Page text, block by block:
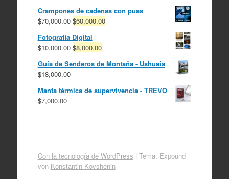
original
era:
$16,000.00.
actual
es:
Crampones de cadenas con puas
$70,000.00 El
original
era:
$70,000.00.
$60,000.00El
$60,000.00.
Fotografia Digital
$10,000.00 El
original
$10,000.00.
$8,000.00El
actual
$8,000.00.
Guía de Senderos de Montaña - Ushuaia
$18,000.00
Manta térmica de supervivencia - TREVO
$7,000.00
Con la tecnología de WordPress | Tema: Expound
von Konstantin Kovshenin